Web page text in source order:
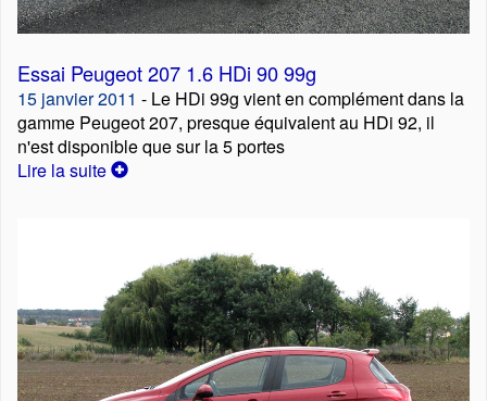
Essai Peugeot 207 1.6 HDi 90 99g
15 janvier 2011 - Le HDi 99g vient en complément dans la
gamme Peugeot 207, presque équivalent au HDi 92, il
n'est disponible que sur la 5 portes
Lire la suite